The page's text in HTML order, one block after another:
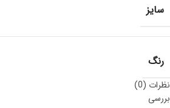
سایز
رنگ
نظرات (0)
بررسی